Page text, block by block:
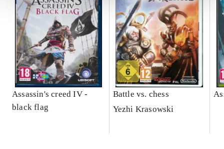
Assassin's creed IV -
black flag
Battle vs. chess
Yezhi Krasowski